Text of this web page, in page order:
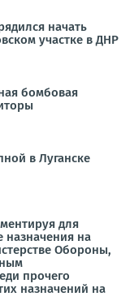
начать
участке в ДНР
бомбовая
в Луганске
для
назначения на
Обороны,
прочего
назначений на